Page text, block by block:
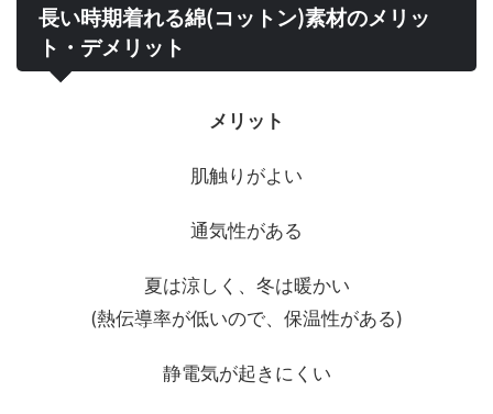
長い時期着れる綿(コットン)素材のメリッ
ト・デメリット
メリット
肌触りがよい
通気性がある
夏は涼しく、冬は暖かい
(熱伝導率が低いので、保温性がある)
静電気が起きにくい